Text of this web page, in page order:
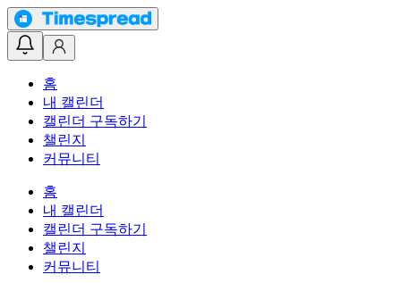
홈
내 캘린더
캘린더 구독하기
챌린지
커뮤니티
홈
내 캘린더
캘린더 구독하기
챌린지
커뮤니티